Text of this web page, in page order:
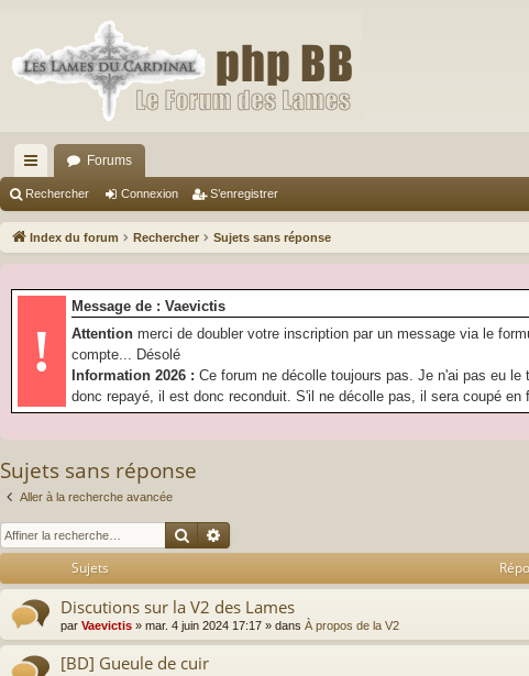
cc
ès
pi
Forums
Rechercher Connexion S’enregistrer
Index du forum Rechercher Sujets sans réponse
!
Message de : Vaevictis
Attention merci de doubler votre inscription par un message via le
compte... Désolé
Information 2026 : Ce forum ne décolle toujours pas. Je n'ai pas eu
donc repayé, il est donc reconduit. S'il ne décolle pas, il sera coupé en
Sujets sans réponse
Aller à la recherche avancée
Rechercher
Recherche avancée
Sujets
Discutions sur la V2 des Lames
par Vaevictis » mar. 4 juin 2024 17:17 » dans À propos de la V2
[BD] Gueule de cuir